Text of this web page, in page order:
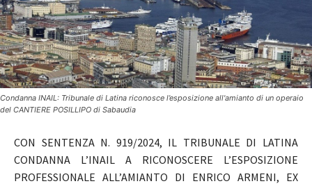
Condanna INAIL: Tribunale di Latina riconosce l’esposizione all'amianto di un operaio
del CANTIERE POSILLIPO di Sabaudia
CON SENTENZA N. 919/2024, IL TRIBUNALE DI LATINA
CONDANNA L’INAIL A RICONOSCERE L’ESPOSIZIONE
PROFESSIONALE ALL’AMIANTO DI ENRICO ARMENI, EX